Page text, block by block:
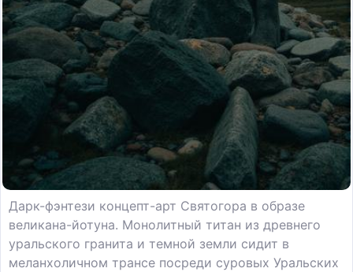
Дарк-фэнтези концепт-арт Святогора в образе
великана-йотуна. Монолитный титан из древнего
уральского гранита и темной земли сидит в
меланхоличном трансе посреди суровых Уральских